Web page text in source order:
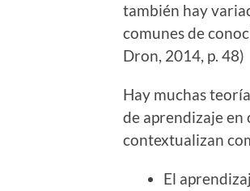
también hay
comunes de
Dron, 2014, p. 48)
Hay muchas
de aprendizaje en
contextualizan
El